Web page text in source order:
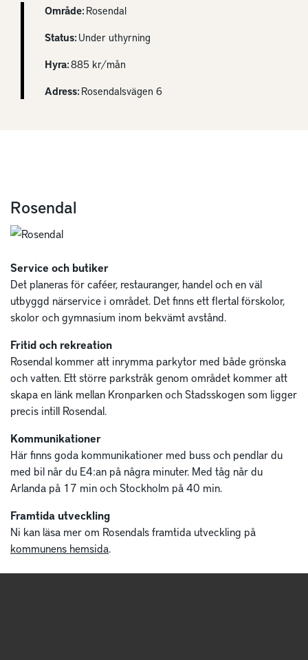
Område: Rosendal
Status: Under uthyrning
Hyra:885 kr/mån
Adress: Rosendalsvägen 6
Rosendal
Service och butiker
Det planeras för caféer, restauranger, handel och en väl
utbyggd närservice i området. Det finns ett flertal förskolor,
skolor och gymnasium inom bekvämt avstånd.
Fritid och rekreation
Rosendal kommer att inrymma parkytor med både grönska
och vatten. Ett större parkstråk genom området kommer att
skapa en länk mellan Kronparken och Stadsskogen som ligger
precis intill Rosendal.
Kommunikationer
Här finns goda kommunikationer med buss och pendlar du
med bil når du E4:an på några minuter. Med tåg når du
Arlanda på 17 min och Stockholm på 40 min.
Framtida utveckling
Ni kan läsa mer om Rosendals framtida utveckling på
kommunens hemsida.